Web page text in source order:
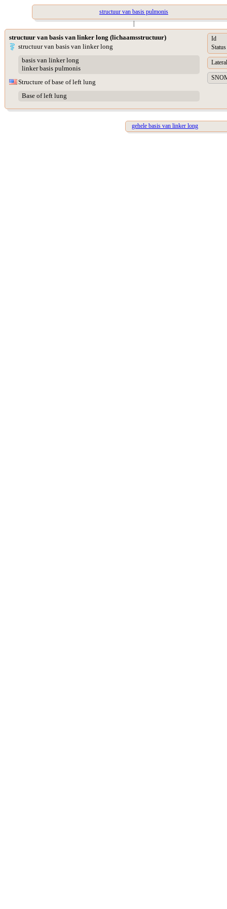
structuur van basis pulmonis
|
structuur van basis van linker long (lichaamsstructuur)
structuur van basis van linker long
basis van linker long
linker basis pulmonis
Structure of base of left lung
Base of left lung
Id
Status
gehele basis van linker long